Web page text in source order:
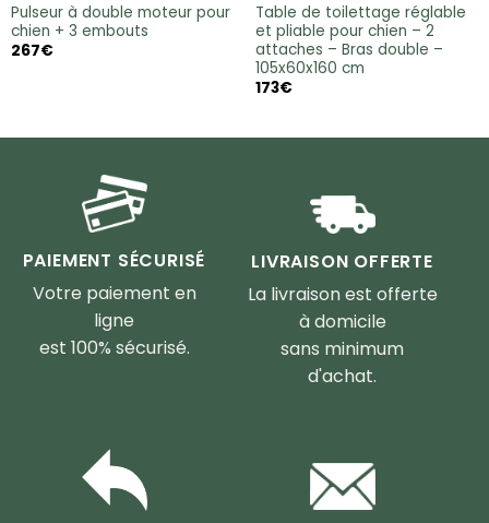
Pulseur à double moteur pour
chien + 3 embouts
267€
Table de toilettage réglable
et pliable pour chien – 2
attaches – Bras double –
105x60x160 cm
173€
PAIEMENT SÉCURISÉ
Votre paiement en
ligne
est 100% sécurisé.
LIVRAISON OFFERTE
La livraison est offerte
à domicile
sans minimum
d'achat.